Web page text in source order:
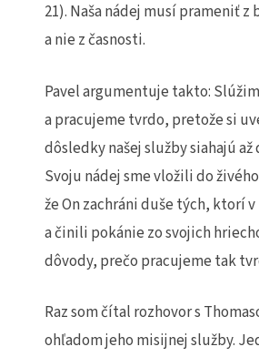
21). Naša nádej musí prameniť
a nie z časnosti.
Pavel argumentuje takto:
a pracujeme tvrdo, pretože si
dôsledky našej služby siahajú až
Svoju nádej sme vložili do
že On zachráni duše tých, ktorí
a činili pokánie zo svojich
dôvody, prečo pracujeme tak
Raz som čítal rozhovor s
ohľadom jeho misijnej služby.